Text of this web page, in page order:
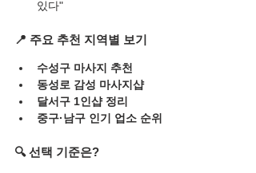
있다"
📍 주요 추천 지역별 보기
수성구 마사지 추천
동성로 감성 마사지샵
달서구 1인샵 정리
중구·남구 인기 업소 순위
🔍 선택 기준은?